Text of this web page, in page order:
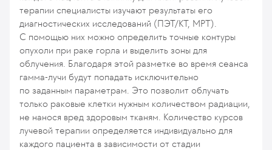
терапии специалисты изучают результаты его
диагностических исследований (ПЭТ/КТ, МРТ).
С помощью них можно определить точные контуры
опухоли при раке горла и выделить зоны для
облучения. Благодаря этой разметке во время сеанса
гамма-лучи будут попадать исключительно
по заданным параметрам. Это позволит облучать
только раковые клетки нужным количеством радиации,
не нанося вред здоровым тканям. Количество курсов
лучевой терапии определяется индивидуально для
каждого пациента в зависимости от стадии